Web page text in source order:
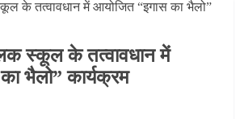
स्कूल के तत्वावधान में
भैलो” कार्यक्रम